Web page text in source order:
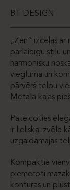
BT DESIGN
„Zen“ izceļas ar
pārlaicīgu stilu
harmonisku
viegluma un
pārvērš telpu
Metāla kājas
Pateicoties
ir lieliska izvēle
uzgaidāmajās
Kompaktie
piemēroti
kontūras un